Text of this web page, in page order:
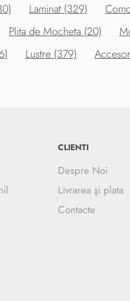
Laminat (329)
Plita de Mocheta (20)
Lustre (379)
CLIENTI
Despre Noi
Livrarea şi plata
Contacte